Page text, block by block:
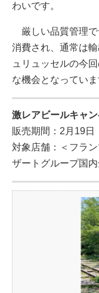
わいです。
厳しい品質管理で
消費され、通常は
ュリュッセルの今
な機会となっていま
激レアビールキャ
販売期間：2月19日
対象店舗：＜フラ
ザートグループ国